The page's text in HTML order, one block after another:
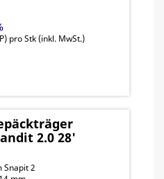
) pro Stk (inkl. MwSt.)
2.0 28'
Snapit 2